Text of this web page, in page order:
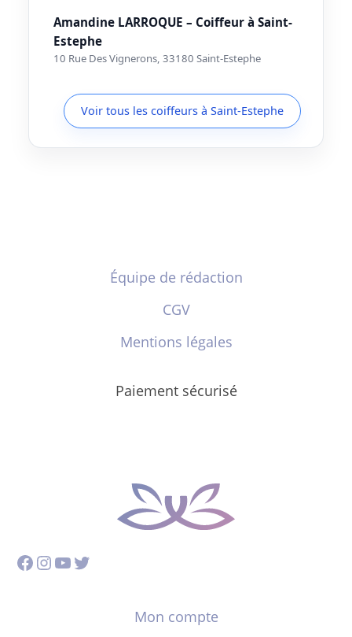
Amandine LARROQUE – Coiffeur à Saint-
Estephe
10 Rue Des Vignerons, 33180 Saint-Estephe
Voir tous les coiffeurs à Saint-Estephe
Équipe de rédaction
CGV
Mentions légales
Paiement sécurisé
Facebook
Instagram
YouTube
Twitter
Mon compte